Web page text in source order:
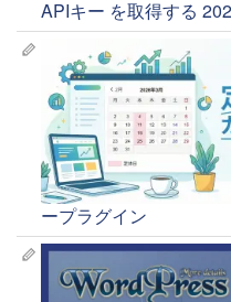
APIキー を取得する
ープラグイン